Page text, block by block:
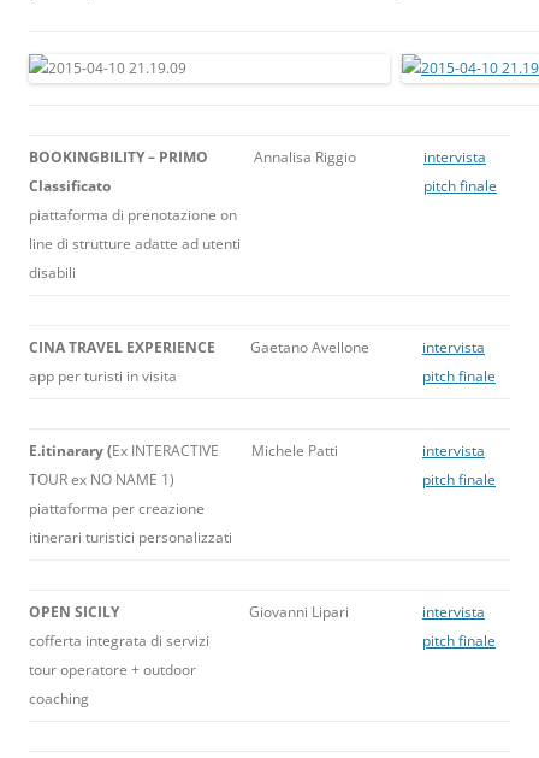
BOOKINGBILITY – PRIMO
Classificato
piattaforma di prenotazione on
line di strutture adatte ad utenti
disabili
Annalisa Riggio
intervista
pitch finale
CINA TRAVEL EXPERIENCE
app per turisti in visita
Gaetano Avellone
intervista
pitch finale
E.itinarary (Ex INTERACTIVE
TOUR ex NO NAME 1)
piattaforma per creazione
itinerari turistici personalizzati
Michele Patti
intervista
pitch finale
OPEN SICILY
cofferta integrata di servizi
tour operatore + outdoor
coaching
Giovanni Lipari
intervista
pitch finale